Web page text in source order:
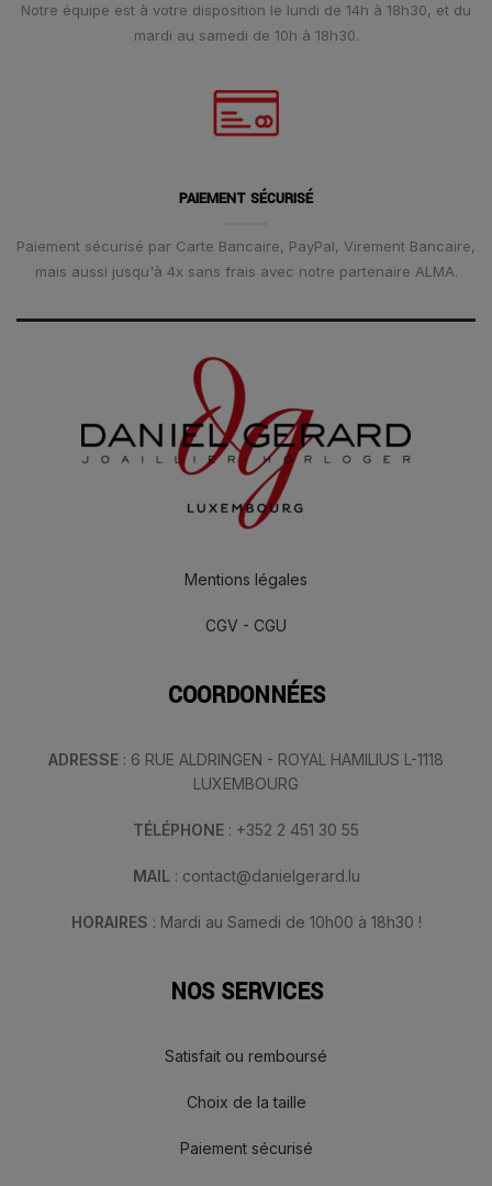
Notre équipe est à votre disposition le lundi de 14h à 18h30, et du
mardi au samedi de 10h à 18h30.
PAIEMENT SÉCURISÉ
Paiement sécurisé par Carte Bancaire, PayPal, Virement Bancaire,
mais aussi jusqu'à 4x sans frais avec notre partenaire ALMA.
Mentions légales
CGV - CGU
COORDONNÉES
ADRESSE : 6 RUE ALDRINGEN - ROYAL HAMILIUS L-1118
LUXEMBOURG
TÉLÉPHONE : +352 2 451 30 55
MAIL : contact@danielgerard.lu
HORAIRES : Mardi au Samedi de 10h00 à 18h30 !
NOS SERVICES
Satisfait ou remboursé
Choix de la taille
Paiement sécurisé